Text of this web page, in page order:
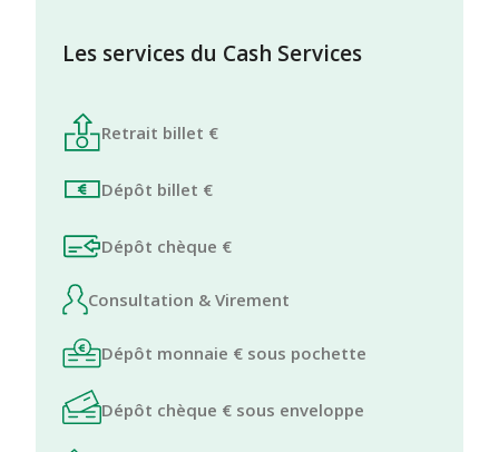
Les services du Cash Services
Retrait billet €
Dépôt billet €
Dépôt chèque €
Consultation & Virement
Dépôt monnaie € sous pochette
Dépôt chèque € sous enveloppe